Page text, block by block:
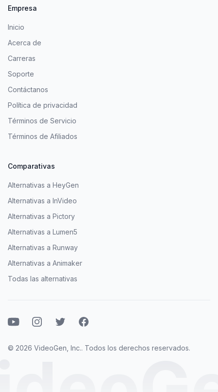
Empresa
Inicio
Acerca de
Carreras
Soporte
Contáctanos
Política de privacidad
Términos de Servicio
Términos de Afiliados
Comparativas
Alternativas a HeyGen
Alternativas a InVideo
Alternativas a Pictory
Alternativas a Lumen5
Alternativas a Runway
Alternativas a Animaker
Todas las alternativas
YouTubeInstagramTwitterFacebook
© 2026 VideoGen, Inc.. Todos los derechos reservados.